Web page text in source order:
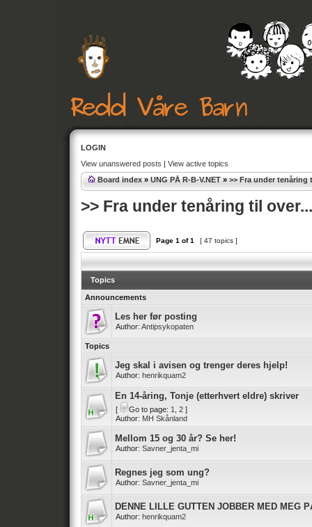
LOGIN
View unanswered posts | View active topics
Board index » UNG PÅ R-B-V.NET » >> Fra under tenåring
>> Fra under tenåring til over...
Page 1 of1 [ 47 topics ]
Topics
Announcements
Les her før posting
Author: Antipsykopaten
Topics
Jeg skal i avisen og trenger deres hjelp!
Author: henrikquam2
En 14-åring, Tonje (etterhvert eldre) skriver
[ Go to page: 1 2 ]
Author: MH Skånland
Mellom 15 og 30 år? Se her!
Author: Savner_jenta_mi
Regnes jeg som ung?
Author: Savner_jenta_mi
DENNE LILLE GUTTEN JOBBER MED MEG
Author: henrikquam2